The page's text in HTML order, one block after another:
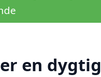
en dygtig